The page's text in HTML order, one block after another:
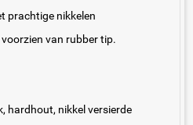
prachtige nikkelen
van rubber tip.
hardhout, nikkel versierde